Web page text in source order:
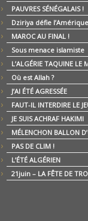
PAUVRES SÉNÉGALAIS !
Dziriya défie l’Amérique
MAROC AU FINAL !
Sous menace islamiste
L’ALGÉRIE TAQUINE LE
Où est Allah ?
J’AI ÉTÉ AGRESSÉE
FAUT-IL INTERDIRE LE
JE SUIS ACHRAF HAKIMI
MÉLENCHON BALLON
PAS DE CLIM !
L’ÉTÉ ALGÉRIEN
21juin – LA FÊTE DE